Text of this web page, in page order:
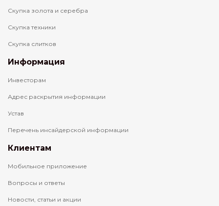
Скупка золота и серебра
Скупка техники
Скупка слитков
Информация
Инвесторам
Адрес раскрытия информации
Устав
Перечень инсайдерской информации
Клиентам
Мобильное приложение
Вопросы и ответы
Новости, статьи и акции